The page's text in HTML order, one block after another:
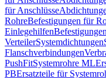
für Anschlüsse
RohreBefestigungen für
Einlegehilfen
VerteilerSystemdichtungen
Flanschverbindungen
PushFitSystemrohre ML
PBErsatzteile für